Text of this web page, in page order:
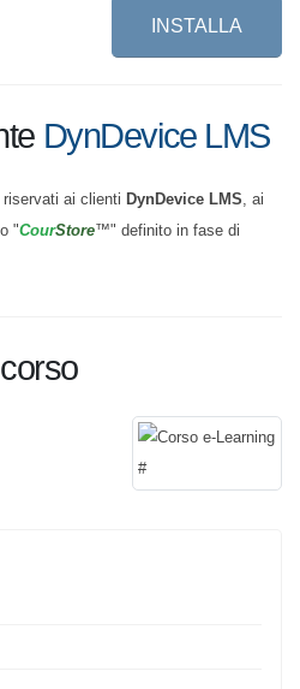
INSTALLA
DynDevice LMS
ai clienti DynDevice LMS, ai
"CourStore™" definito in fase di